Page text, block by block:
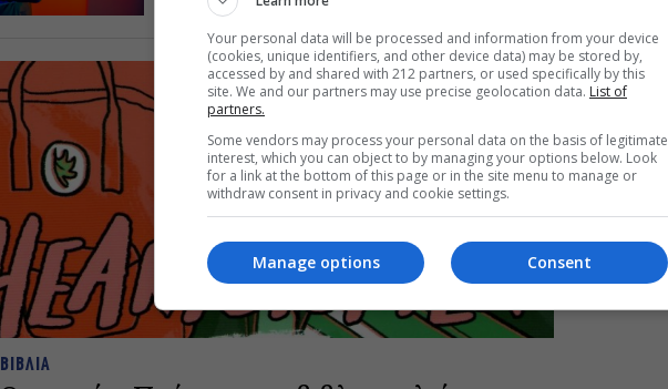
11.01.2024
ΒΙΒΛΙΑ
Your personal data will be processed and information from your device
(cookies, unique identifiers, and other device data) may be stored by,
accessed by and shared with 212 partners, or used specifically by this
site. We and our partners may use precise geolocation data. List of
partners.
Some vendors may process your personal data on the basis of legitimate
interest, which you can object to by managing your options below. Look
for a link at the bottom of this page or in the site menu to manage or
withdraw consent in privacy and cookie settings.
Consent
Manage options